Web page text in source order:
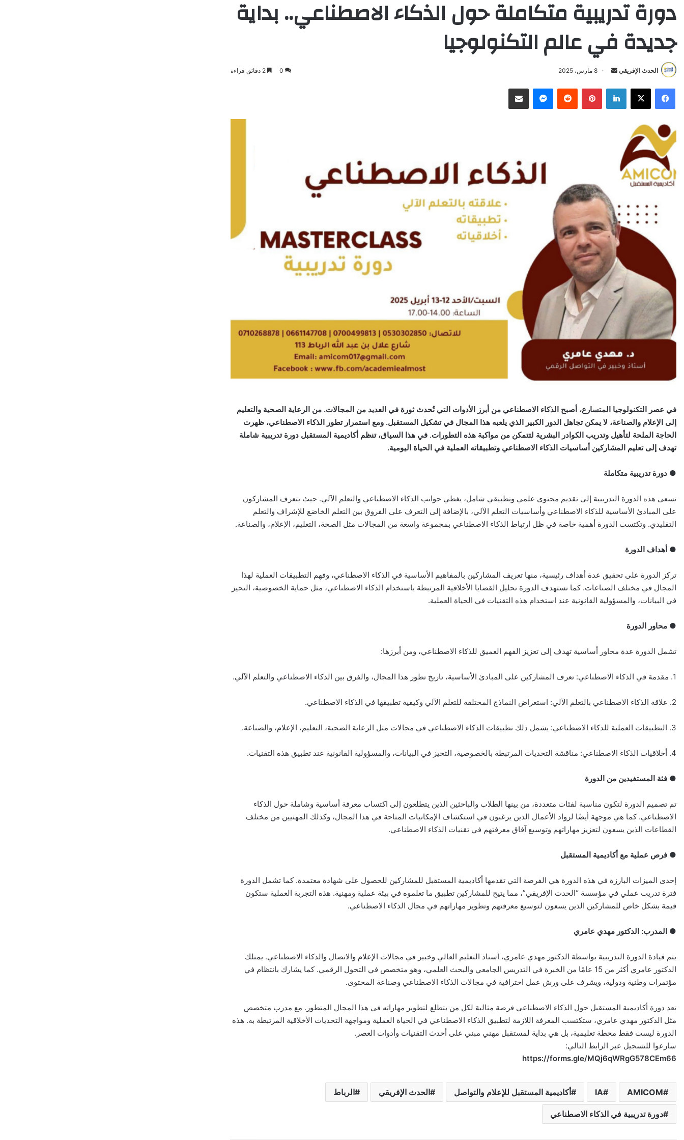
دورة تدريبية متكاملة حول الذكاء الاصطناعي.. بداية
جديدة في عالم التكنولوجيا
الحدث الإفريقي
Send8 مارس، 2025 0
Facebook
X
LinkedIn
Pinterest
Reddit
Messengerانشر عبر البريد الإلكتروني
في عصر التكنولوجيا المتسارع، أصبح الذكاء الاصطناعي من أبرز الأدوات التي تُحدث ثورة في العديد من المجالات. من الرعاية الصحية والتعليم
إلى الإعلام والصناعة، لا يمكن تجاهل الدور الكبير الذي يلعبه هذا المجال في تشكيل المستقبل. ومع استمرار تطور الذكاء الاصطناعي، ظهرت
الحاجة الملحة لتأهيل وتدريب الكوادر البشرية لتتمكن من مواكبة هذه التطورات. في هذا السياق، تنظم أكاديمية المستقبل دورة تدريبية شاملة
تهدف إلى تعليم المشاركين أساسيات الذكاء الاصطناعي وتطبيقاته العملية في الحياة اليومية.
● دورة تدريبية متكاملة
تسعى هذه الدورة التدريبية إلى تقديم محتوى علمي وتطبيقي شامل، يغطي جوانب الذكاء الاصطناعي والتعلم الآلي. حيث يتعرف المشاركون
على المبادئ الأساسية للذكاء الاصطناعي وأساسيات التعلم الآلي، بالإضافة إلى التعرف على الفروق بين التعلم الخاضع للإشراف والتعلم
التقليدي. وتكتسب الدورة أهمية خاصة في ظل ارتباط الذكاء الاصطناعي بمجموعة واسعة من المجالات مثل الصحة، التعليم، الإعلام، والصناعة.
● أهداف الدورة
تركز الدورة على تحقيق عدة أهداف رئيسية، منها تعريف المشاركين بالمفاهيم الأساسية في الذكاء الاصطناعي، وفهم التطبيقات العملية لهذا
المجال في مختلف الصناعات. كما تستهدف الدورة تحليل القضايا الأخلاقية المرتبطة باستخدام الذكاء الاصطناعي، مثل حماية الخصوصية، التحيز
في البيانات، والمسؤولية القانونية عند استخدام هذه التقنيات في الحياة العملية.
● محاور الدورة
تشمل الدورة عدة محاور أساسية تهدف إلى تعزيز الفهم العميق للذكاء الاصطناعي، ومن أبرزها:
1. مقدمة في الذكاء الاصطناعي: تعرف المشاركين على المبادئ الأساسية، تاريخ تطور هذا المجال، والفرق بين الذكاء الاصطناعي والتعلم الآلي.
2. علاقة الذكاء الاصطناعي بالتعلم الآلي: استعراض النماذج المختلفة للتعلم الآلي وكيفية تطبيقها في الذكاء الاصطناعي.
3. التطبيقات العملية للذكاء الاصطناعي: يشمل ذلك تطبيقات الذكاء الاصطناعي في مجالات مثل الرعاية الصحية، التعليم، الإعلام، والصناعة.
4. أخلاقيات الذكاء الاصطناعي: مناقشة التحديات المرتبطة بالخصوصية، التحيز في البيانات، والمسؤولية القانونية عند تطبيق هذه التقنيات.
● فئة المستفيدين من الدورة
تم تصميم الدورة لتكون مناسبة لفئات متعددة، من بينها الطلاب والباحثين الذين يتطلعون إلى اكتساب معرفة أساسية وشاملة حول الذكاء
الاصطناعي. كما هي موجهة أيضًا لرواد الأعمال الذين يرغبون في استكشاف الإمكانيات المتاحة في هذا المجال، وكذلك المهنيين من مختلف
القطاعات الذين يسعون لتعزيز مهاراتهم وتوسيع آفاق معرفتهم في تقنيات الذكاء الاصطناعي.
● فرص عملية مع أكاديمية المستقبل
إحدى الميزات البارزة في هذه الدورة هي الفرصة التي تقدمها أكاديمية المستقبل للمشاركين للحصول على شهادة معتمدة. كما تشمل الدورة
فترة تدريب عملي في مؤسسة “الحدث الإفريقي”، مما يتيح للمشاركين تطبيق ما تعلموه في بيئة عملية ومهنية. هذه التجربة العملية ستكون
قيمة بشكل خاص للمشاركين الذين يسعون لتوسيع معرفتهم وتطوير مهاراتهم في مجال الذكاء الاصطناعي.
● المدرب: الدكتور مهدي عامري
يتم قيادة الدورة التدريبية بواسطة الدكتور مهدي عامري، أستاذ التعليم العالي وخبير في مجالات الإعلام والاتصال والذكاء الاصطناعي. يمتلك
الدكتور عامري أكثر من 15 عامًا من الخبرة في التدريس الجامعي والبحث العلمي، وهو متخصص في التحول الرقمي. كما يشارك بانتظام في
مؤتمرات وطنية ودولية، ويشرف على ورش عمل احترافية في مجالات الذكاء الاصطناعي وصناعة المحتوى.
تعد دورة أكاديمية المستقبل حول الذكاء الاصطناعي فرصة مثالية لكل من يتطلع لتطوير مهاراته في هذا المجال المتطور. مع مدرب متخصص
مثل الدكتور مهدي عامري، ستكتسب المعرفة اللازمة لتطبيق الذكاء الاصطناعي في الحياة العملية ومواجهة التحديات الأخلاقية المرتبطة به. هذه
الدورة ليست فقط محطة تعليمية، بل هي بداية لمستقبل مهني مبني على أحدث التقنيات وأدوات العصر.
سارعوا للتسجيل عبر الرابط التالي:
https://forms.gle/MQj6qWRgG578CEm66
AMICOM
IA أكاديمية المستقبل للإعلام والتواصل الحدث الإفريقي الرباط
دورة تدريبية في الذكاء الاصطناعي